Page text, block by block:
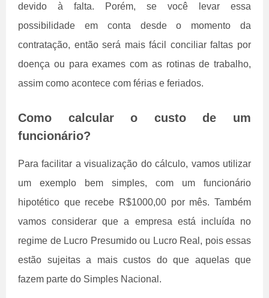
devido à falta. Porém, se você levar essa
possibilidade em conta desde o momento da
contratação, então será mais fácil conciliar faltas por
doença ou para exames com as rotinas de trabalho,
assim como acontece com férias e feriados.
Como calcular o custo de um
funcionário?
Para facilitar a visualização do cálculo, vamos utilizar
um exemplo bem simples, com um funcionário
hipotético que recebe R$1000,00 por mês. Também
vamos considerar que a empresa está incluída no
regime de Lucro Presumido ou Lucro Real, pois essas
estão sujeitas a mais custos do que aquelas que
fazem parte do Simples Nacional.